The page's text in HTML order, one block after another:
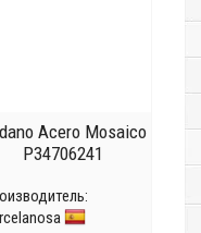
Acero Mosaico
P34706241